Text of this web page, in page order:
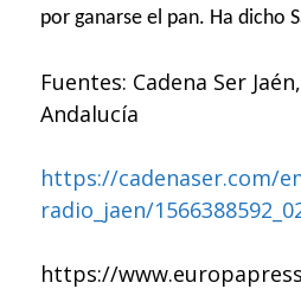
por ganarse el pan. Ha dicho
Fuentes: Cadena Ser
Andalucía
https://cadenaser.com/
radio_jaen/
https://